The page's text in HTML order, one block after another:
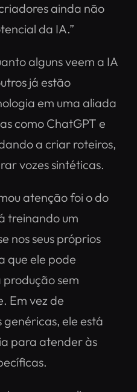
ainda não
da IA.”
alguns veem a IA
já estão
em uma aliada
como ChatGPT e
a criar roteiros,
vozes sintéticas.
atenção foi o do
treinando um
nos seus próprios
que ele pode
sem
Em vez de
ele está
para atender às